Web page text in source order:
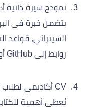
نموذج سيرة ذاتية
يتضمن خبرة في
السيبراني، قواعد
روابط إلى GitHub أو المشاريع مفتوحة المصدر.
CV أكاديمي لطلاب الدكتوراه في العلوم الإنسانية
يُعطي أهمية للكتابة